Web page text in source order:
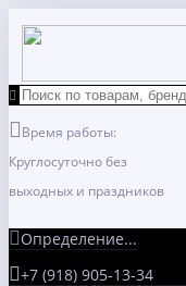
Время работы:
Круглосуточно без
выходных и праздников
Определение...
+7 (918) 905-13-34